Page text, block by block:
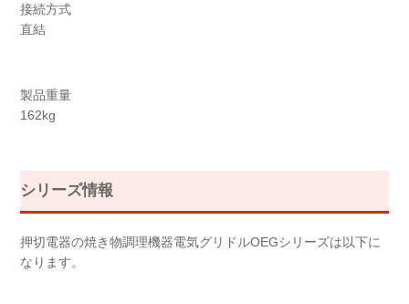
接続方式
直結
製品重量
162kg
シリーズ情報
押切電器の焼き物調理機器電気グリドルOEGシリーズは以下に
なります。